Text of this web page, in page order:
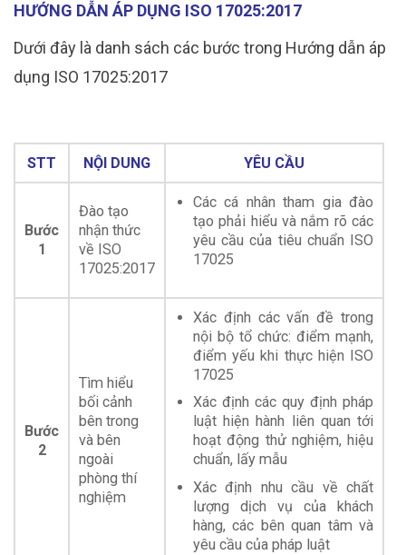
HƯỚNG DẪN ÁP DỤNG ISO 17025:2017
Dưới đây là danh sách các bước trong Hướng dẫn áp
dụng ISO 17025:2017
STT NỘI DUNG YÊU CẦU
Bước
1
Đào tạo
nhận thức
về ISO
17025:2017
Các cá nhân tham gia đào
tạo phải hiểu và nắm rõ các
yêu cầu của tiêu chuẩn ISO
17025
Bước
2
Tìm hiểu
bối cảnh
bên trong
và bên
ngoài
phòng thí
nghiệm
Xác định các vấn đề trong
nội bộ tổ chức: điểm mạnh,
điểm yếu khi thực hiện ISO
17025
Xác định các quy định pháp
luật hiện hành liên quan tới
hoạt động thử nghiệm, hiệu
chuẩn, lấy mẫu
Xác định nhu cầu về chất
lượng dịch vụ của khách
hàng, các bên quan tâm và
yêu cầu của pháp luật